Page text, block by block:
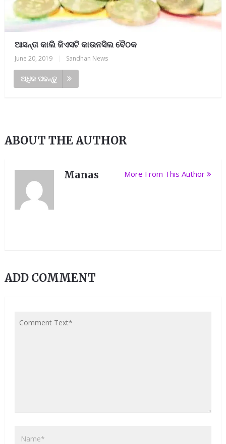
ଆସନ୍ତା କାଲି ଜିଏସଟି କାଉନସିଲ ବୈଠକ
June 20, 2019 Sandhan News
ଅଧିକ ପଢନ୍ତୁ
ABOUT THE AUTHOR
Manas More From This Author
ADD COMMENT